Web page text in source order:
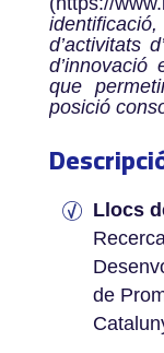
d’activitats
que
posició
Llocs
de